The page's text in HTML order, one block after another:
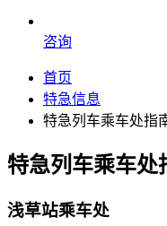
咨询
首页
特急信息
特急列车乘车处指
特急列车乘车处
浅草站乘车处